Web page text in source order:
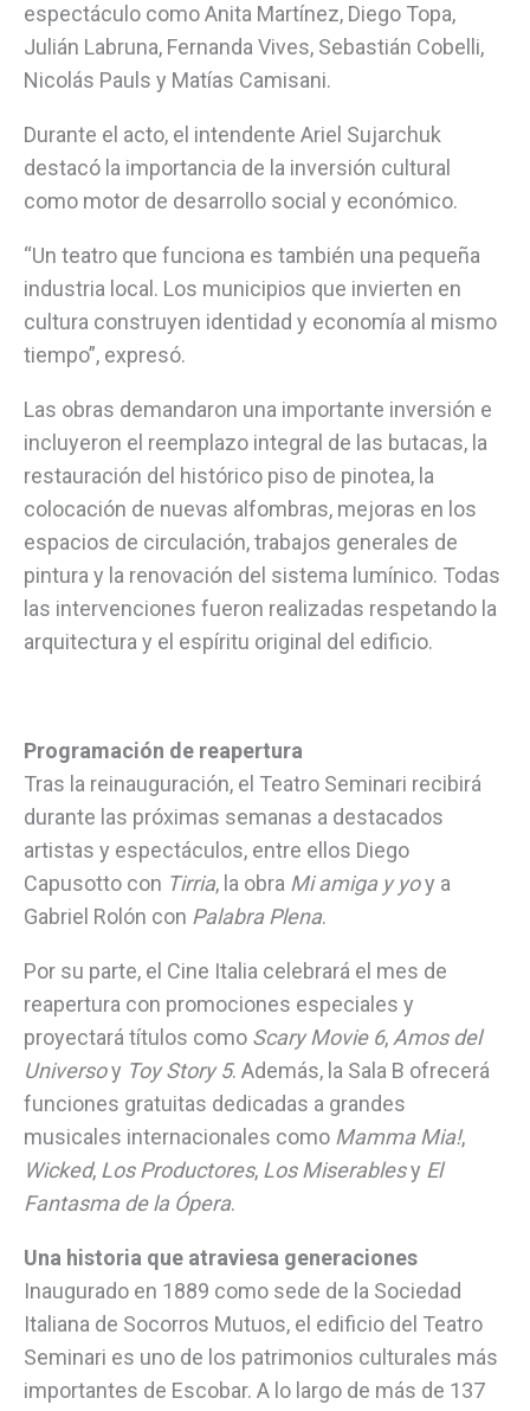
espectáculo como Anita Martínez, Diego Topa,
Julián Labruna, Fernanda Vives, Sebastián Cobelli,
Nicolás Pauls y Matías Camisani.
Durante el acto, el intendente Ariel Sujarchuk
destacó la importancia de la inversión cultural
como motor de desarrollo social y económico.
“Un teatro que funciona es también una pequeña
industria local. Los municipios que invierten en
cultura construyen identidad y economía al mismo
tiempo”, expresó.
Las obras demandaron una importante inversión e
incluyeron el reemplazo integral de las butacas, la
restauración del histórico piso de pinotea, la
colocación de nuevas alfombras, mejoras en los
espacios de circulación, trabajos generales de
pintura y la renovación del sistema lumínico. Todas
las intervenciones fueron realizadas respetando la
arquitectura y el espíritu original del edificio.
Programación de reapertura
Tras la reinauguración, el Teatro Seminari recibirá
durante las próximas semanas a destacados
artistas y espectáculos, entre ellos Diego
Capusotto con Tirria, la obra Mi amiga y yoy a
Gabriel Rolón con Palabra Plena.
Por su parte, el Cine Italia celebrará el mes de
reapertura con promociones especiales y
proyectará títulos como Scary Movie 6, Amos del
Universoy Toy Story 5. Además, la Sala B ofrecerá
funciones gratuitas dedicadas a grandes
musicales internacionales como Mamma Mia!,
Wicked, Los Productores, Los Miserablesy El
Fantasma de la Ópera.
Una historia que atraviesa generaciones
Inaugurado en 1889 como sede de la Sociedad
Italiana de Socorros Mutuos, el edificio del Teatro
Seminari es uno de los patrimonios culturales más
importantes de Escobar. A lo largo de más de 137